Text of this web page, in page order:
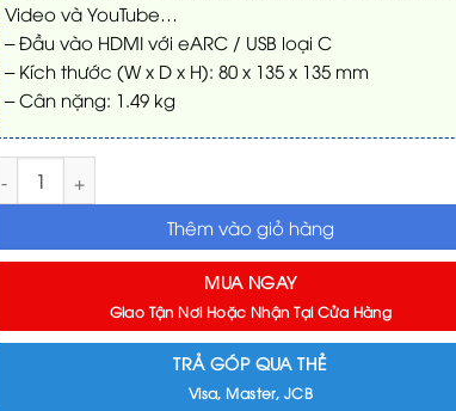
Video và YouTube…
– Đầu vào HDMI với eARC / USB loại C
– Kích thước (W x D x H): 80 x 135 x 135 mm
– Cân nặng: 1.49 kg
Máy chiếu LG CineBeam Q 4K HU710PB số lượng
Thêm vào giỏ hàng
MUA NGAY
Giao Tận Nơi Hoặc Nhận Tại Cửa Hàng
TRẢ GÓP QUA THẺ
Visa, Master, JCB